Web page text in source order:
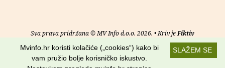
Sva prava pridržana © MV Info d.o.o. 2026. • Kriv jeFiktiv
Uvjeti korištenja RSS kanaliSLAŽEM SE
Mvinfo.hr koristi kolačiće („cookies“) kako bi
vam pružio bolje korisničko iskustvo.